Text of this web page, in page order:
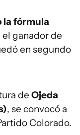
la fórmula
ganador de
en segundo
de Ojeda
, se convocó a
Colorado.